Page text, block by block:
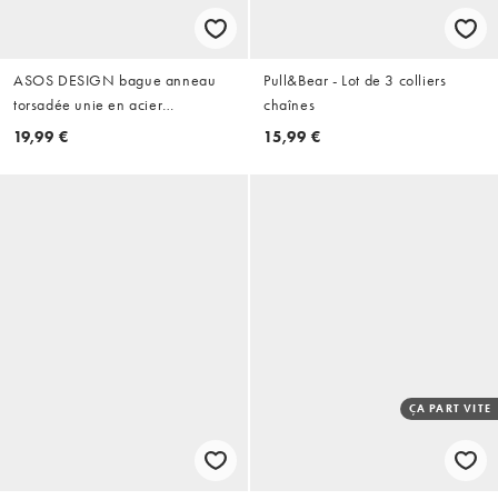
ASOS DESIGN bague anneau
torsadée unie en acier
inoxydable imperméable doré
19,99 €
Pull&Bear - Lot de 3 colliers
chaînes
15,99 €
ÇA PART VITE